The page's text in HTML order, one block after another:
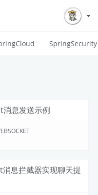
SpringSecurity
消息发送示例
消息拦截器实现聊天提